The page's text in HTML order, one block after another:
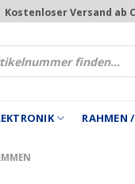
Kostenloser Versand ab
RAHMEN